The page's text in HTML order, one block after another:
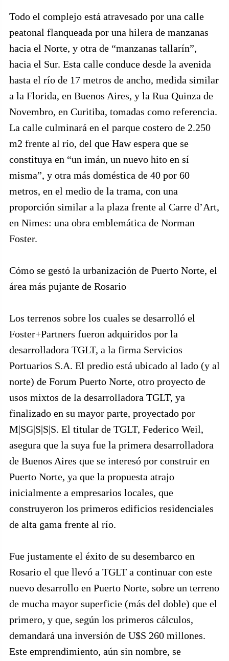
Todo el complejo está atravesado por una calle
peatonal flanqueada por una hilera de manzanas
hacia el Norte, y otra de “manzanas tallarín”,
hacia el Sur. Esta calle conduce desde la avenida
hasta el río de 17 metros de ancho, medida similar
a la Florida, en Buenos Aires, y la Rua Quinza de
Novembro, en Curitiba, tomadas como referencia.
La calle culminará en el parque costero de 2.250
m2 frente al río, del que Haw espera que se
constituya en “un imán, un nuevo hito en sí
misma”, y otra más doméstica de 40 por 60
metros, en el medio de la trama, con una
proporción similar a la plaza frente al Carre d’Art,
en Nimes: una obra emblemática de Norman
Foster.
Cómo se gestó la urbanización de Puerto Norte, el
área más pujante de Rosario
Los terrenos sobre los cuales se desarrolló el
Foster+Partners fueron adquiridos por la
desarrolladora TGLT, a la firma Servicios
Portuarios S.A. El predio está ubicado al lado (y al
norte) de Forum Puerto Norte, otro proyecto de
usos mixtos de la desarrolladora TGLT, ya
finalizado en su mayor parte, proyectado por
M|SG|S|S|S. El titular de TGLT, Federico Weil,
asegura que la suya fue la primera desarrolladora
de Buenos Aires que se interesó por construir en
Puerto Norte, ya que la propuesta atrajo
inicialmente a empresarios locales, que
construyeron los primeros edificios residenciales
de alta gama frente al río.
Fue justamente el éxito de su desembarco en
Rosario el que llevó a TGLT a continuar con este
nuevo desarrollo en Puerto Norte, sobre un terreno
de mucha mayor superficie (más del doble) que el
primero, y que, según los primeros cálculos,
demandará una inversión de U$S 260 millones.
Este emprendimiento, aún sin nombre, se